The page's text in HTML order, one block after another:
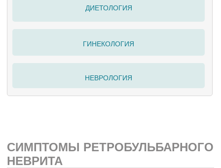
ДИЕТОЛОГИЯ
ГИНЕКОЛОГИЯ
НЕВРОЛОГИЯ
СИМПТОМЫ РЕТРОБУЛЬБАРНОГО
НЕВРИТА